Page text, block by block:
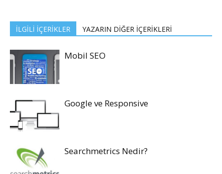
İLGİLİ İÇERİKLER YAZARIN DİĞER İÇERİKLERİ
Mobil SEO
Google ve Responsive
Searchmetrics Nedir?